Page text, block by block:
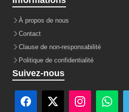
À propos de nous
Contact
Clause de non-responsabilité
Politique de confidentialité
Suivez-nous